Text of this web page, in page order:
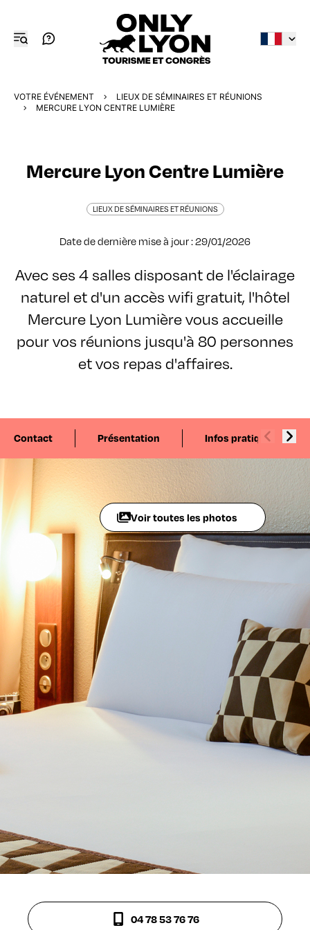
VOTRE ÉVÉNEMENT
LIEUX DE SÉMINAIRES ET RÉUNIONS
MERCURE LYON CENTRE LUMIÈRE
Mercure Lyon Centre Lumière
LIEUX DE SÉMINAIRES ET RÉUNIONS
Date de dernière mise à jour : 29/01/2026
Avec ses 4 salles disposant de l'éclairage
naturel et d'un accès wifi gratuit, l'hôtel
Mercure Lyon Lumière vous accueille
pour vos réunions jusqu'à 80 personnes
et vos repas d'affaires.
Contact Présentation Infos pratiques
Voir toutes les photos
04 78 53 76 76